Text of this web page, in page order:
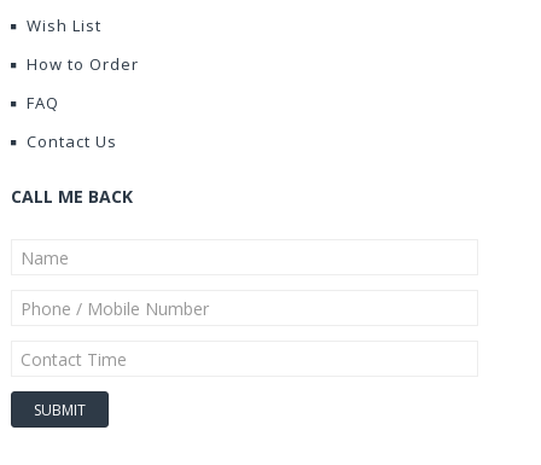
Wish List
How to Order
FAQ
Contact Us
CALL ME BACK